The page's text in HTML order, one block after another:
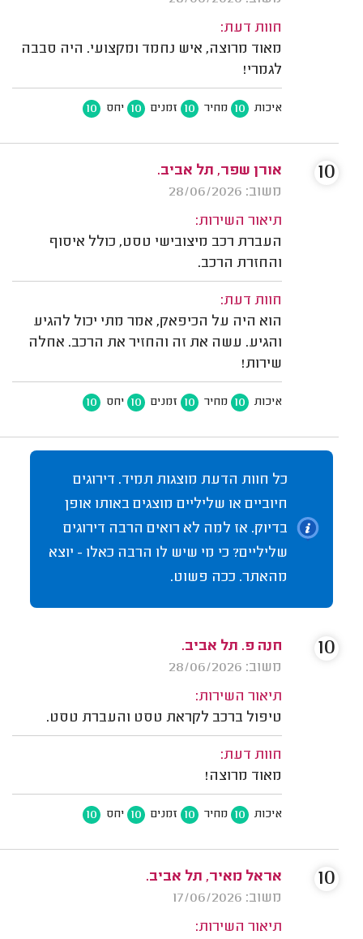
חוות דעת:
מאוד מרוצה, איש נחמד ומקצועי. היה סבבה
לגמרי!
איכות 10 מחיר 10 זמנים 10 יחס 10
אורן שפר, תל אביב.
משוב: 28/06/2026
תיאור השירות:
העברת רכב מיצובישי טסט, כולל איסוף
והחזרת הרכב.
חוות דעת:
הוא היה על הכיפאק, אמר מתי יכול להגיע
והגיע. עשה את זה והחזיר את הרכב. אחלה
שירות!
איכות 10 מחיר 10 זמנים 10 יחס 10
10
כל חוות הדעת מוצגות תמיד. דירוגים
חיוביים או שליליים מוצגים באותו אופן
בדיוק. אז למה לא רואים הרבה דירוגים
שליליים? כי מי שיש לו הרבה כאלו - יוצא
מהאתר. ככה פשוט.
חנה פ. תל אביב.
משוב: 28/06/2026
תיאור השירות:
טיפול ברכב לקראת טסט והעברת טסט.
חוות דעת:
מאוד מרוצה!
איכות 10 מחיר 10 זמנים 10 יחס 10
10
אראל מאיר, תל אביב.
משוב: 17/06/2026
תיאור השירות:
10